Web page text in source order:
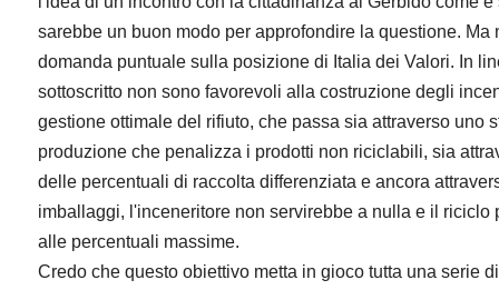
sarebbe un buon modo per approfondire la questione. Ma
domanda puntuale sulla posizione di Italia dei Valori. In
sottoscritto non sono favorevoli alla costruzione degli
gestione ottimale del rifiuto, che passa sia attraverso uno
produzione che penalizza i prodotti non riciclabili, sia
delle percentuali di raccolta differenziata e ancora
imballaggi, l'inceneritore non servirebbe a nulla e il riciclo
alle percentuali massime.
Credo che questo obiettivo metta in gioco tutta una serie